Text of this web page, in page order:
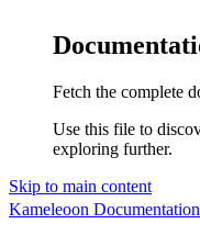
Fetch the complete
Use this file to
exploring further.
Skip to main content
Kameleoon Documentation